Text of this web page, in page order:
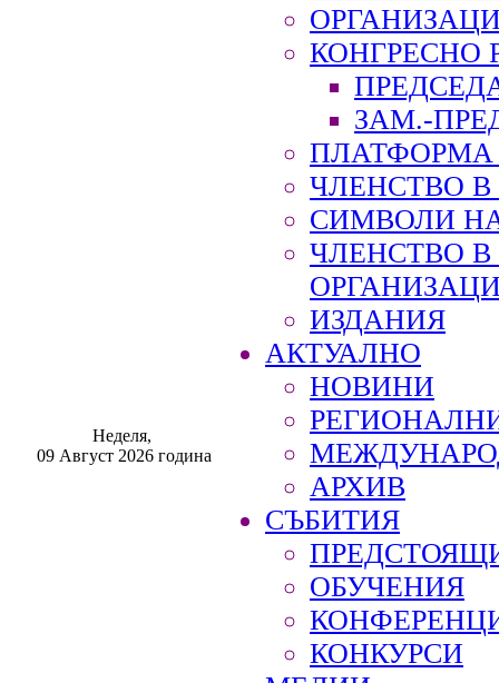
Неделя,
09 Август 2026 година
КОНГРЕСНО
ЗАМ.-
ПЛАТФОРМА
ЧЛЕНСТВО В
СИМВОЛИ
ЧЛЕНСТВО
ИЗДАНИЯ
АКТУАЛНО
НОВИНИ
АРХИВ
СЪБИТИЯ
ОБУЧЕНИЯ
КОНКУРСИ